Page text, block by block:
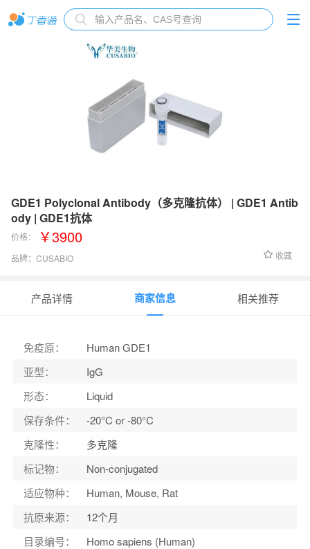
GDE1 Polyclonal Antibody（多克隆抗体） | GDE1 Antib
ody | GDE1抗体
价格： ￥3900
品牌： CUSABIO 收藏
产品详情 商家信息 相关推荐
免疫原：
Human GDE1
亚型：
IgG
形态：
Liquid
保存条件：
-20°C or -80°C
克隆性：
多克隆
标记物：
Non-conjugated
适应物种：
Human, Mouse, Rat
抗原来源：
12个月
目录编号：
Homo sapiens (Human)